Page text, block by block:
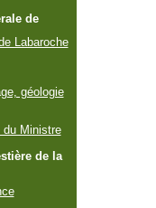
de
Labaroche
géologie
du Ministre
de la